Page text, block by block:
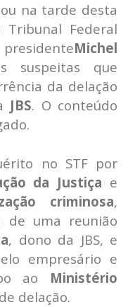
na tarde desta
Tribunal Federal
Michel
suspeitas que
da delação
JBS. O conteúdo
no STF por
da Justiça e
criminosa,
de uma reunião
, dono da JBS, e
empresário e
ao Ministério
delação.